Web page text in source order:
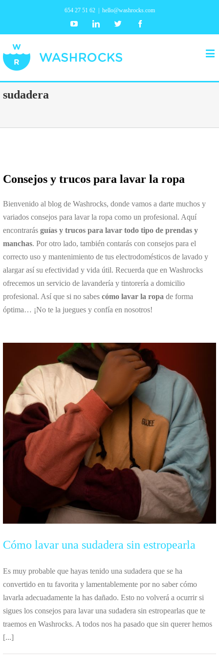
654 27 51 62 hello@washrocks.com
YoutubeLinkedin Twitter
sudadera
Consejos y trucos para lavar la ropa
Bienvenido al blog de Washrocks, donde vamos a darte muchos y
variados consejos para lavar la ropa como un profesional. Aquí
encontrarás guías y trucos para lavar todo tipo de prendas y
manchas. Por otro lado, también contarás con consejos para el
correcto uso y mantenimiento de tus electrodomésticos de lavado y
alargar así su efectividad y vida útil. Recuerda que en Washrocks
ofrecemos un servicio de lavandería y tintorería a domicilio
profesional. Así que si no sabes cómo lavar la ropa de forma
óptima… ¡No te la juegues y confía en nosotros!
Cómo lavar una sudadera sin estropearla
Es muy probable que hayas tenido una sudadera que se ha
convertido en tu favorita y lamentablemente por no saber cómo
lavarla adecuadamente la has dañado. Esto no volverá a ocurrir si
sigues los consejos para lavar una sudadera sin estropearlas que te
traemos en Washrocks. A todos nos ha pasado que sin querer hemos
[...]